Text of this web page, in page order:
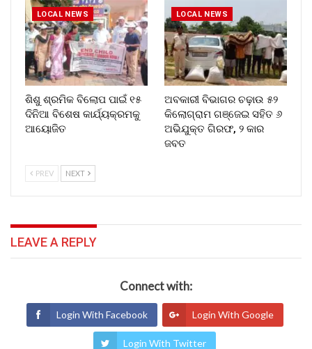
LOCAL NEWS
ଶିଶୁ ଶ୍ରମିକ ବିଲୋପ ପାଇଁ ୧୫
ଦିନିଆ ବିଶେଷ କାର୍ଯ୍ୟକ୍ରମକୁ
ଆୟୋଜିତ
LOCAL NEWS
ଅବକାରୀ ବିଭାଗର ଚଢ଼ାଉ ୫୨
କିଲୋଗ୍ରାମ ଗଞ୍ଜେଇ ସହିତ ୬
ଅଭିଯୁକ୍ତ ଗିରଫ, ୨ କାର
ଜବତ
PREV NEXT
LEAVE A REPLY
Connect with:
Login With Facebook Login With Google
Login With Twitter